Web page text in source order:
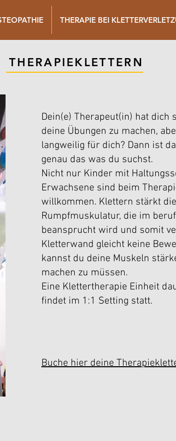
THERAPIE BEI
THERAPIEKLETTERN
Dein(e) Therapeut(in) hat dich
deine Übungen zu machen,
langweilig für dich? Dann ist
genau das was du suchst.
Nicht nur Kinder mit
Erwachsene sind beim
willkommen. Klettern stärkt
Rumpfmuskulatur, die im
beansprucht wird und somit
Kletterwand gleicht keine
kannst du deine Muskeln
machen zu müssen.
Eine Klettertherapie Einheit
findet im 1:1 Setting statt.
Buche hier deine